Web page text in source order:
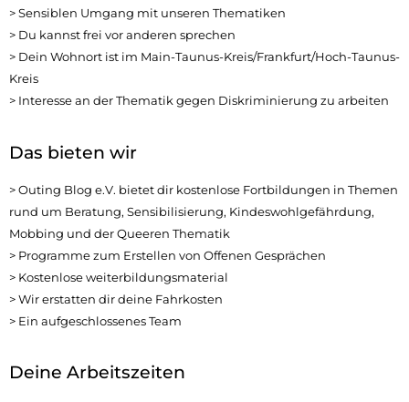
> Sensiblen Umgang mit unseren Thematiken
> Du kannst frei vor anderen sprechen
> Dein Wohnort ist im Main-Taunus-Kreis/Frankfurt/Hoch-Taunus-
Kreis
> Interesse an der Thematik gegen Diskriminierung zu arbeiten
Das bieten wir
> Outing Blog e.V. bietet dir kostenlose Fortbildungen in Themen
rund um Beratung, Sensibilisierung, Kindeswohlgefährdung,
Mobbing und der Queeren Thematik
> Programme zum Erstellen von Offenen Gesprächen
> Kostenlose weiterbildungsmaterial
> Wir erstatten dir deine Fahrkosten
> Ein aufgeschlossenes Team
Deine Arbeitszeiten